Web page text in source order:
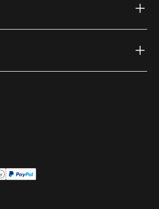
(external link)
Instagram (external link)
on Youtube (external